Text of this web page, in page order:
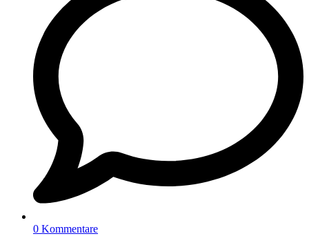
0 Kommentare